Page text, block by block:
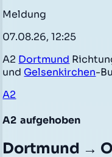
Meldung
07.08.26, 12:25
A2 Dortmund
und Gelsenkirchen-
A2
A2 aufgehoben
Dortmund →